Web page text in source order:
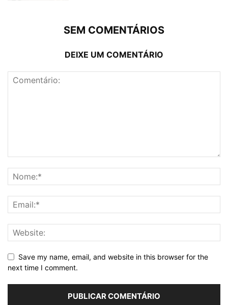
SEM COMENTÁRIOS
DEIXE UM COMENTÁRIO
Save my name, email, and website in this browser for the
next time I comment.